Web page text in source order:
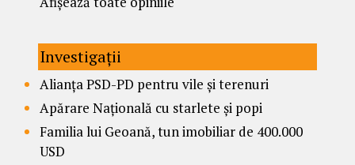
Investigații
Alianța PSD-PD pentru vile și terenuri
Apărare Națională cu starlete și popi
Familia lui Geoană, tun imobiliar de 400.000
USD